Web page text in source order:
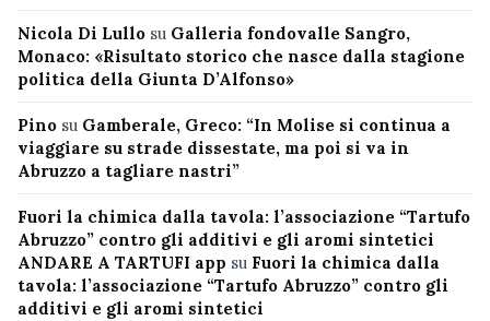
Nicola Di Lullo su Galleria fondovalle Sangro,
Monaco: «Risultato storico che nasce dalla stagione
politica della Giunta D’Alfonso»
Pino su Gamberale, Greco: “In Molise si continua a
viaggiare su strade dissestate, ma poi si va in
Abruzzo a tagliare nastri”
Fuori la chimica dalla tavola: l’associazione “Tartufo
Abruzzo” contro gli additivi e gli aromi sintetici
ANDARE A TARTUFI app su Fuori la chimica dalla
tavola: l’associazione “Tartufo Abruzzo” contro gli
additivi e gli aromi sintetici